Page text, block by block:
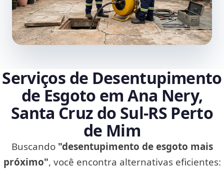
Serviços de Desentupimento
de Esgoto em Ana Nery,
Santa Cruz do Sul‑RS Perto
de Mim
Buscando "desentupimento de esgoto mais
próximo", você encontra alternativas eficientes: